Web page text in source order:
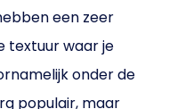
een zeer
textuur waar je
onder de
populair, maar